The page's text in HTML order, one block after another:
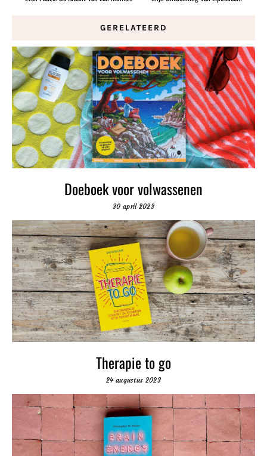
GERELATEERD
Doeboek voor volwassenen
30 april 2023
Therapie to go
24 augustus 2023